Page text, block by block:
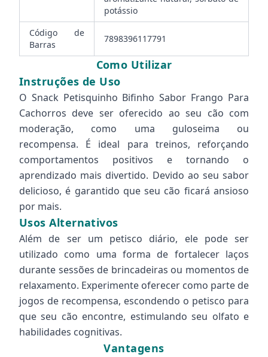
potássio
Código de
Barras
7898396117791
Como Utilizar
Instruções de Uso
O Snack Petisquinho Bifinho Sabor Frango Para
Cachorros deve ser oferecido ao seu cão com
moderação, como uma guloseima ou
recompensa. É ideal para treinos, reforçando
comportamentos positivos e tornando o
aprendizado mais divertido. Devido ao seu sabor
delicioso, é garantido que seu cão ficará ansioso
por mais.
Usos Alternativos
Além de ser um petisco diário, ele pode ser
utilizado como uma forma de fortalecer laços
durante sessões de brincadeiras ou momentos de
relaxamento. Experimente oferecer como parte de
jogos de recompensa, escondendo o petisco para
que seu cão encontre, estimulando seu olfato e
habilidades cognitivas.
Vantagens